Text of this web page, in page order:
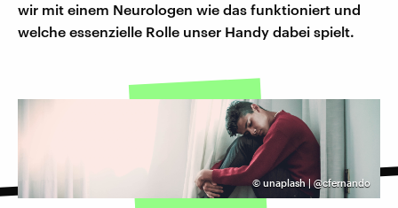
wir mit einem Neurologen wie das funktioniert und
welche essenzielle Rolle unser Handy dabei spielt.
© unaplash | @cfernando